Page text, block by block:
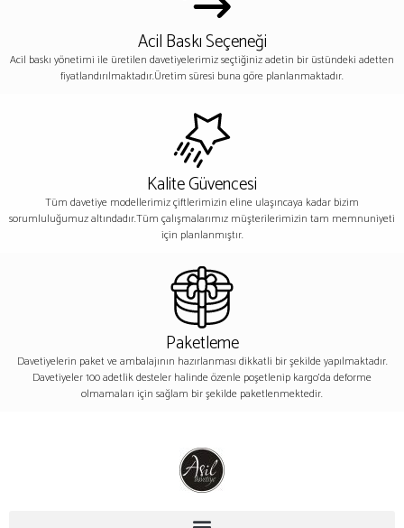
Acil Baskı Seçeneği
Acil baskı yönetimi ile üretilen davetiyelerimiz seçtiğiniz adetin bir üstündeki adetten
fiyatlandırılmaktadır.Üretim süresi buna göre planlanmaktadır.
Kalite Güvencesi
Tüm davetiye modellerimiz çiftlerimizin eline ulaşıncaya kadar bizim
sorumluluğumuz altındadır.Tüm çalışmalarımız müşterilerimizin tam memnuniyeti
için planlanmıştır.
Paketleme
Davetiyelerin paket ve ambalajının hazırlanması dikkatli bir şekilde yapılmaktadır.
Davetiyeler 100 adetlik desteler halinde özenle poşetlenip kargo’da deforme
olmamaları için sağlam bir şekilde paketlenmektedir.